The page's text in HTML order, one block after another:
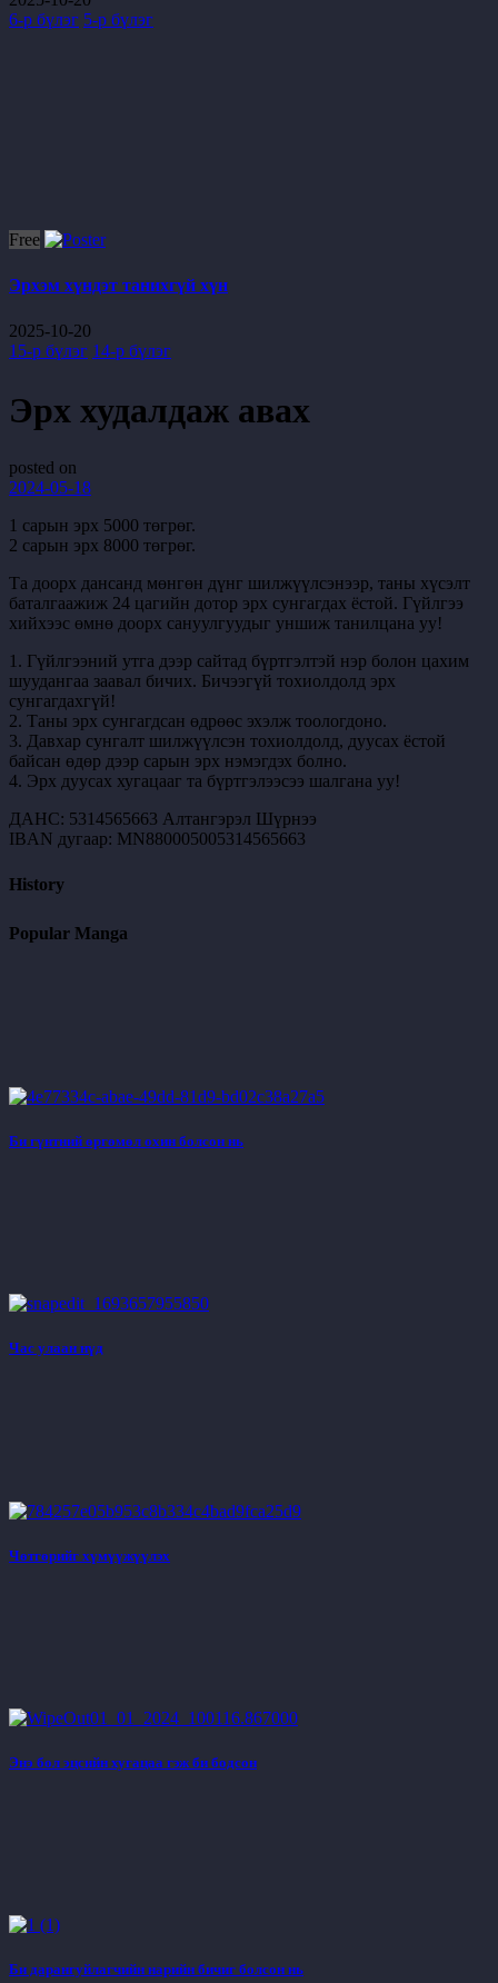
6-р бүлэг 5-р бүлэг
Free
Эрхэм хүндэт танихгүй хүн
2025-10-20
15-р бүлэг 14-р бүлэг
Эрх худалдаж авах
posted on
2024-05-18
1 сарын эрх 5000 төгрөг.
2 сарын эрх 8000 төгрөг.
Та доорх дансанд мөнгөн дүнг шилжүүлсэнээр, таны хүсэлт
баталгаажиж 24 цагийн дотор эрх сунгагдах ёстой. Гүйлгээ
хийхээс өмнө доорх сануулгуудыг уншиж танилцана уу!
1. Гүйлгээний утга дээр сайтад бүртгэлтэй нэр болон цахим
шуудангаа заавал бичих. Бичээгүй тохиолдолд эрх
сунгагдахгүй!
2. Таны эрх сунгагдсан өдрөөс эхэлж тоологдоно.
3. Давхар сунгалт шилжүүлсэн тохиолдолд, дуусах ёстой
байсан өдөр дээр сарын эрх нэмэгдэх болно.
4. Эрх дуусах хугацааг та бүртгэлээсээ шалгана уу!
ДАНС: 5314565663 Алтангэрэл Шүрнээ
IBAN дугаар: MN880005005314565663
History
Popular Manga
Би гүнтний өргөмөл охин болсон нь
Час улаан нүд
Чөтгөрийг хүмүүжүүлэх
Энэ бол эцсийн хугацаа гэж би бодсон
Би дарангуйлагчийн нарийн бичиг болсон нь